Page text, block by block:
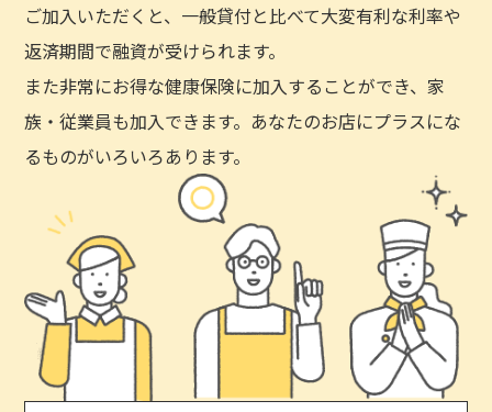
ご加入いただくと、一般貸付と比べて大変有利な利率や
返済期間で融資が受けられます。
また非常にお得な健康保険に加入することができ、家
族・従業員も加入できます。あなたのお店にプラスにな
るものがいろいろあります。